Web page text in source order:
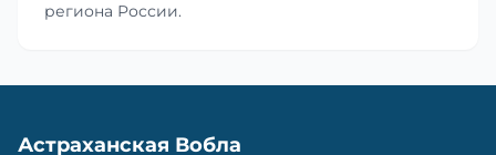
региона России.
Астраханская Вобла